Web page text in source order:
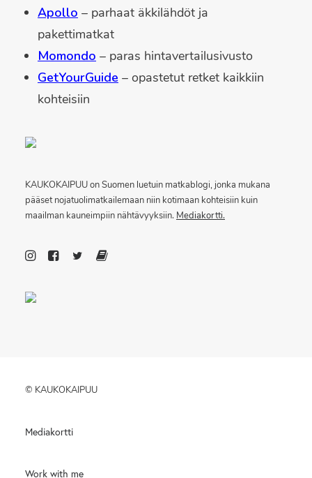
KAUKOKAIPUU on Suomen luetuin matkablogi, jonka mukana
pääset nojatuolimatkailemaan niin kotimaan kohteisiin kuin
maailman kauneimpiin nähtävyyksiin. Mediakortti.
Apollo – parhaat äkkilähdöt ja
pakettimatkat
Momondo – paras hintavertailusivusto
GetYourGuide – opastetut retket kaikkiin
kohteisiin
© KAUKOKAIPUU
Mediakortti
Work with me